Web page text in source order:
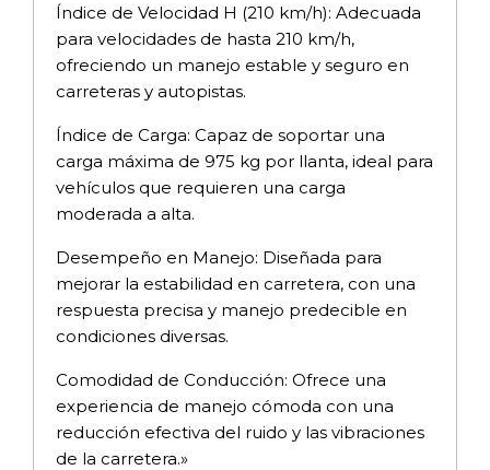
Índice de Velocidad H (210 km/h): Adecuada
para velocidades de hasta 210 km/h,
ofreciendo un manejo estable y seguro en
carreteras y autopistas.
Índice de Carga: Capaz de soportar una
carga máxima de 975 kg por llanta, ideal para
vehículos que requieren una carga
moderada a alta.
Desempeño en Manejo: Diseñada para
mejorar la estabilidad en carretera, con una
respuesta precisa y manejo predecible en
condiciones diversas.
Comodidad de Conducción: Ofrece una
experiencia de manejo cómoda con una
reducción efectiva del ruido y las vibraciones
de la carretera.»